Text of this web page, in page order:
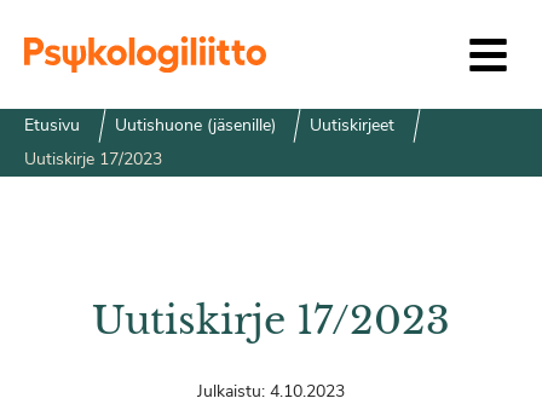
Etusivu Uutishuone (jäsenille)
Uutiskirjeet
Uutiskirje 17/2023
Uutiskirje 17/2023
Julkaistu: 4.10.2023